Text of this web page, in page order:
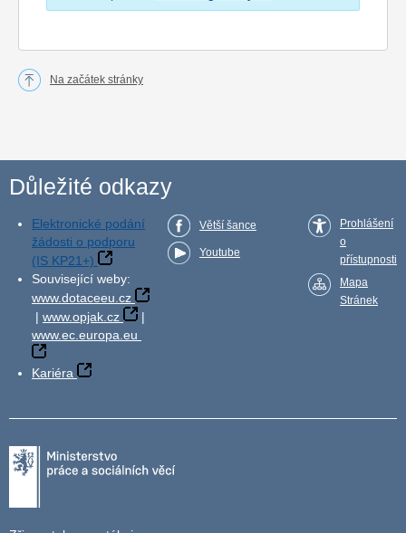
Na začátek stránky
Důležité odkazy
Elektronické podání
žádosti o podporu
(IS KP21+)
Související weby:
www.dotaceeu.cz
| www.opjak.cz
|
www.ec.europa.eu
Kariéra
Větší šance
Youtube
Prohlášení
o
přístupnosti
Mapa
Stránek